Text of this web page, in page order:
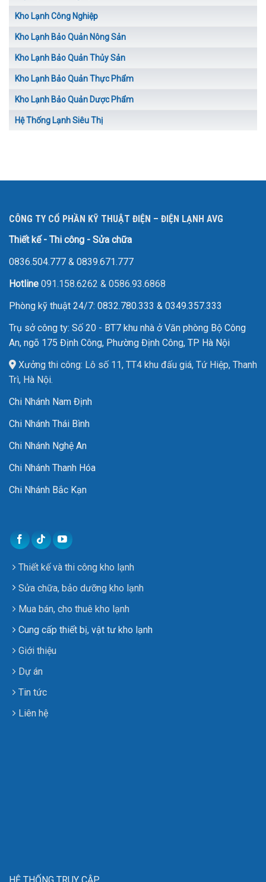
Kho Lạnh Công Nghiệp
Kho Lạnh Bảo Quản Nông Sản
Kho Lạnh Bảo Quản Thủy Sản
Kho Lạnh Bảo Quản Thực Phẩm
Kho Lạnh Bảo Quản Dược Phẩm
Hệ Thống Lạnh Siêu Thị
CÔNG TY CỔ PHẦN KỸ THUẬT ĐIỆN – ĐIỆN LẠNH AVG
Thiết kế - Thi công - Sửa chữa
0836.504.777 & 0839.671.777
Hotline 091.158.6262 & 0586.93.6868
Phòng kỹ thuật 24/7: 0832.780.333 & 0349.357.333
Trụ sở công ty: Số 20 - BT7 khu nhà ở Văn phòng Bộ Công
An, ngõ 175 Định Công, Phường Định Công, TP Hà Nội
Xưởng thi công: Lô số 11, TT4 khu đấu giá, Tứ Hiệp, Thanh
Trì, Hà Nội.
Chi Nhánh Nam Định
Chi Nhánh Thái Bình
Chi Nhánh Nghệ An
Chi Nhánh Thanh Hóa
Chi Nhánh Bắc Kạn
Thiết kế và thi công kho lạnh
Sửa chữa, bảo dưỡng kho lạnh
Mua bán, cho thuê kho lạnh
Cung cấp thiết bị, vật tư kho lạnh
Giới thiệu
Dự án
Tin tức
Liên hệ